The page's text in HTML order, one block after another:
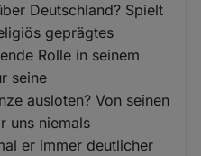
Deutschland? Spielt
geprägtes
Rolle in seinem
seine
ausloten? Von seinen
uns niemals
er immer deutlicher